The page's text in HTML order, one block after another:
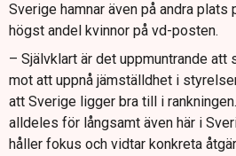
Sverige hamnar även på andra
högst andel kvinnor på vd-posten.
– Självklart är det uppmuntrande
mot att uppnå jämställdhet i
att Sverige ligger bra till i
alldeles för långsamt även här i
håller fokus och vidtar konkreta